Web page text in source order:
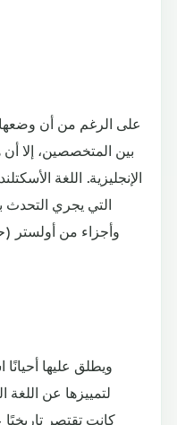
على الرغم من أن وضعها
بين المتخصصين، إلا أن
الإنجليزية. اللغة
التي يجري التحدث
وأجزاء من أولستر
ويطلق عليها
لتمييزها عن اللغة
كانت تقتصر